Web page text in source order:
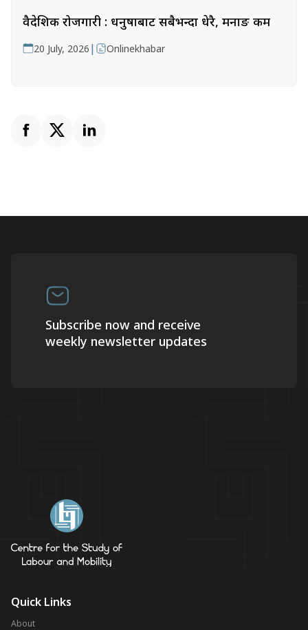
वैदेशिक रोजगारी : धनुषाबाट सबैभन्दा धेरै, मनाङ कम
20 July, 2026 | Onlinekhabar
Subscribe now and receive
weekly newsletter updates
Quick Links
About